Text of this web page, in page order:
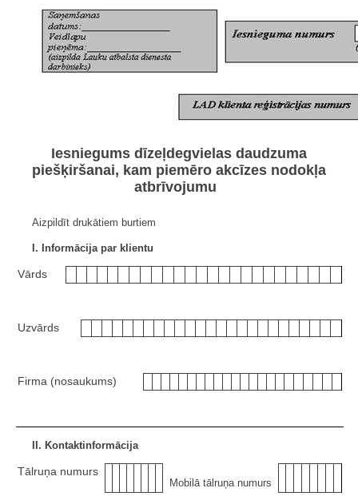
Iesniegums dīzeļdegvielas daudzuma
piešķiršanai, kam piemēro akcīzes nodokļa
atbrīvojumu
Aizpildīt drukātiem burtiem
I. Informācija par klientu
Vārds
Uzvārds
Firma (nosaukums)
II. Kontaktinformācija
Tālruņa numurs
Mobilā tālruņa numurs